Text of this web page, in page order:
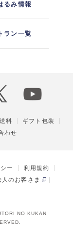
るみ情報
ラン一覧
料
ギフト包装
わせ
ー
利用規約
人のお客さま
NO KUKAN